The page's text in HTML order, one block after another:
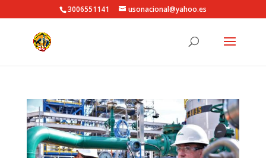
3006551141 usonacional@yahoo.es